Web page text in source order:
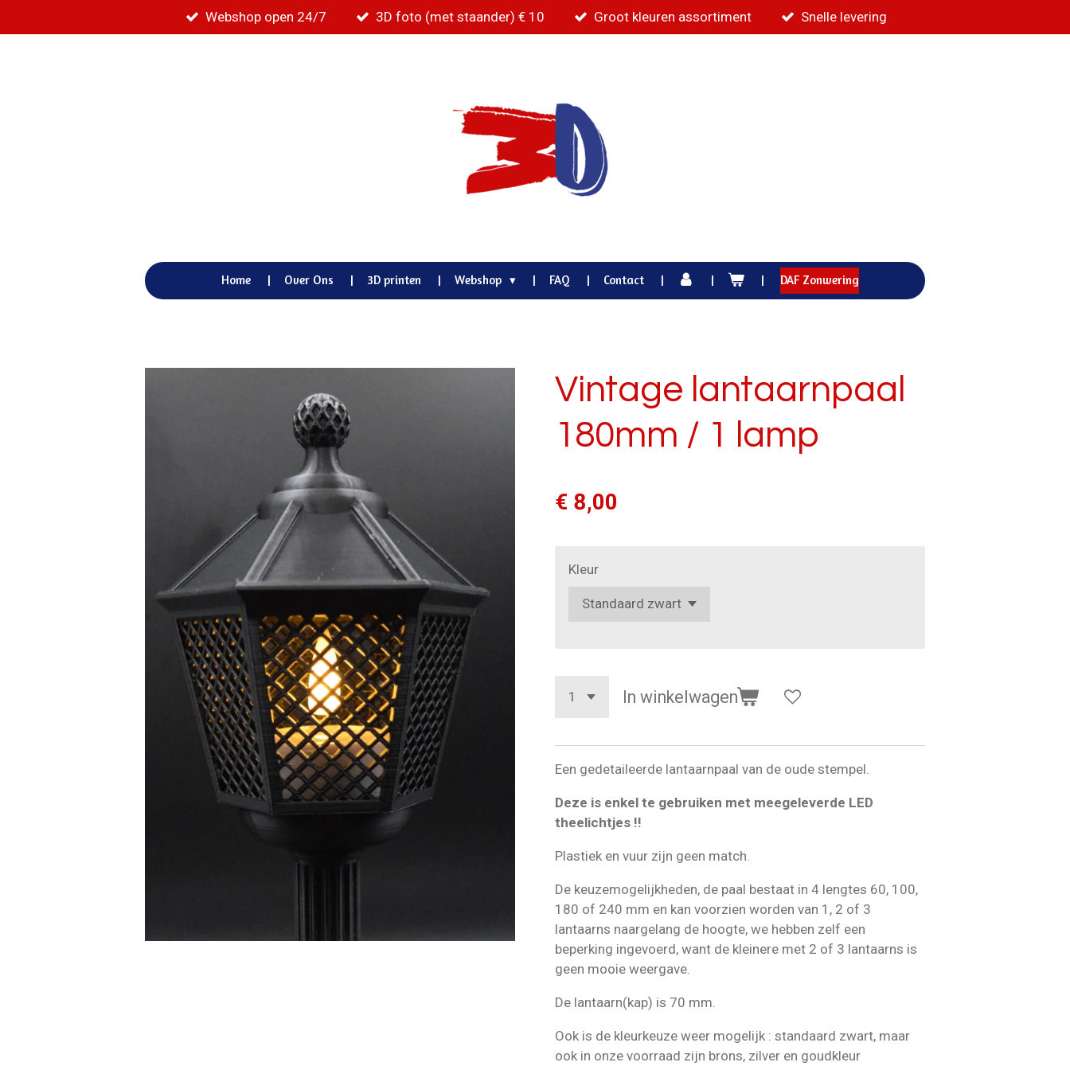
direct
Webshop open 24/7 3D foto (met staander) € 10 Groot kleuren assortiment Snelle levering
Home Over Ons 3D printen Webshop FAQ Contact DAF Zonwering
Vintage lantaarnpaal
180mm / 1 lamp
€ 8,00
Kleur
In winkelwagen
Een gedetaileerde lantaarnpaal van de oude stempel.
Deze is enkel te gebruiken met meegeleverde LED
theelichtjes !!
Plastiek en vuur zijn geen match.
De keuzemogelijkheden, de paal bestaat in 4 lengtes 60, 100,
180 of 240 mm en kan voorzien worden van 1, 2 of 3
lantaarns naargelang de hoogte, we hebben zelf een
beperking ingevoerd, want de kleinere met 2 of 3 lantaarns is
geen mooie weergave.
De lantaarn(kap) is 70 mm.
Ook is de kleurkeuze weer mogelijk : standaard zwart, maar
ook in onze voorraad zijn brons, zilver en goudkleur